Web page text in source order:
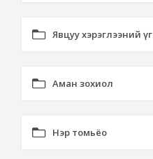
Явцуу хэрэглээний үг
Аман зохиол
Нэр томьёо